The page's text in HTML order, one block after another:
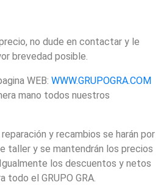
no dude en contactar y le
brevedad posible.
WEB: WWW.GRUPOGRA.COM
mano todos nuestros
y recambios se harán por
taller y se mantendrán los precios
los descuentos y netos
todo el GRUPO GRA.